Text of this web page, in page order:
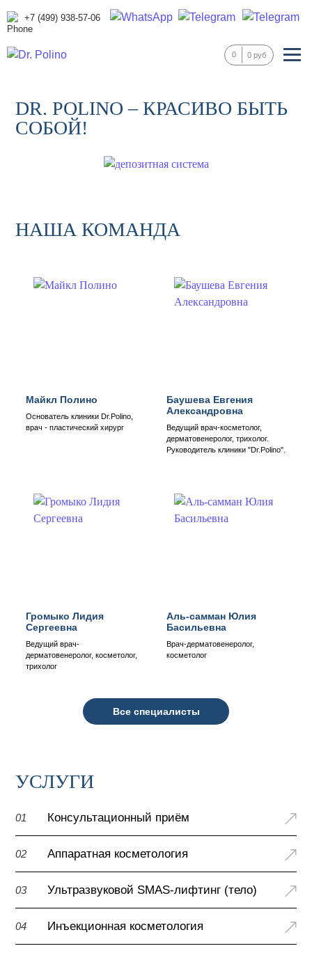
+7 (499) 938-57-06
0 0 руб
DR. POLINO – КРАСИВО БЫТЬ
СОБОЙ!
НАША КОМАНДА
Майкл Полино
Основатель клиники Dr.Polino,
врач - пластический хирург
Баушева Евгения
Александровна
Ведущий врач-косметолог,
дерматовенеролог, трихолог.
Руководитель клиники "Dr.Polino".
Громыко Лидия
Сергеевна
Ведущий врач-
дерматовенеролог, косметолог,
трихолог
Аль-самман Юлия
Басильевна
Врач-дерматовенеролог,
косметолог
Все специалисты
УСЛУГИ
01 Консультационный приём
02 Аппаратная косметология
03 Ультразвуковой SMAS-лифтинг (тело)
04 Инъекционная косметология